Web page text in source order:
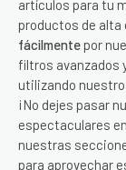
artículos para tu
productos de
fácilmente por
filtros avanzados
utilizando
¡No dejes pasar
espectaculares
nuestras
para aprovechar